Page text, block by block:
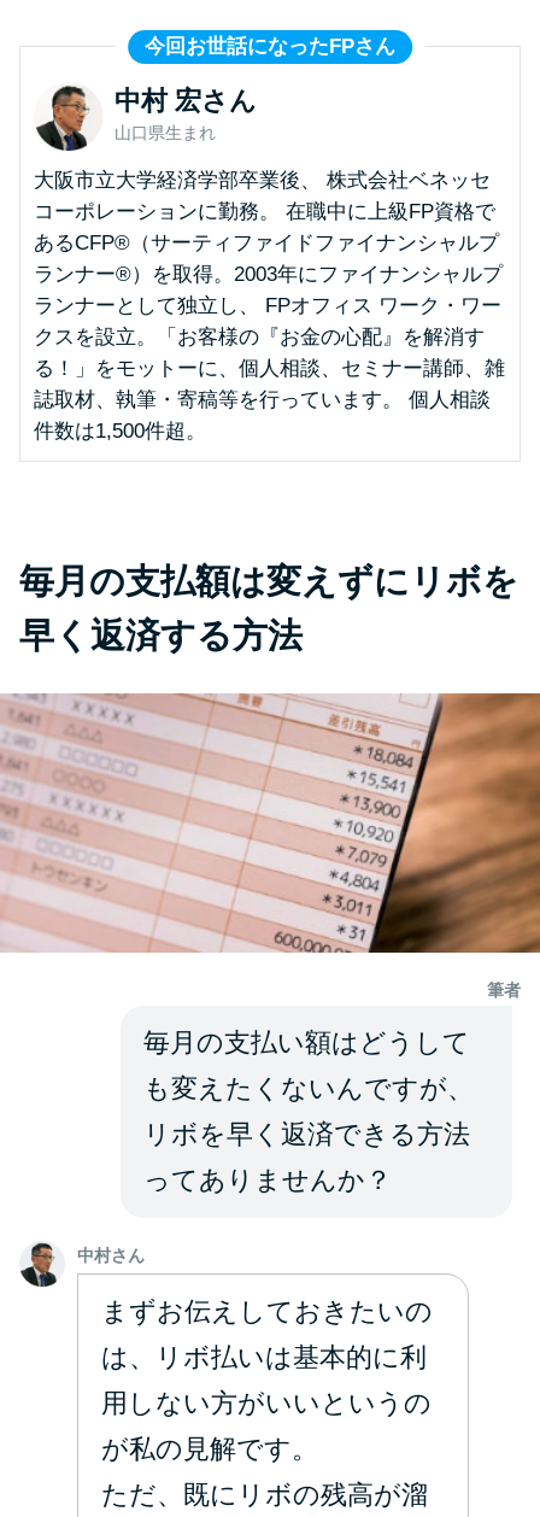
家賃払えないが強制退去は避け
たい…市役所に相談より賢い方
法2選
街金とは？絶対審査通る？借金
に悩む人へ街金をおすすめしな
い理由
質屋でお金を借りるには？年利
やシステムをカードローンと比
未成年でもお金を借りられる？
学生がお金を借りる方法は？親
へのバレにくさや将来への影響
を解説
ソフト闇金とは？悪質な手口に
は要注意！
090金融（闇金）からお金を借り
てはいけない理由と借りた場合
の対処法
申し込みブラックとは?判断の目
ブラックでもお金を借りるに
は？3つの判断基準と工面法
アコムはブラックでも審査に通
アコムとレイクどっちがいい
の？ カードローンの選び方を徹
底解説！
プロミスの返済方法を徹底解
説！ もっとも便利でお得な返済
今回お世話になったFPさん
中村 宏さん
山口県生まれ
大阪市立大学経済学部卒業後、 株式会社ベネッセ
コーポレーションに勤務。 在職中に上級FP資格で
あるCFP®（サーティファイドファイナンシャルプ
ランナー®）を取得。2003年にファイナンシャルプ
ランナーとして独立し、 FPオフィス ワーク・ワー
クスを設立。「お客様の『お金の心配』を解消す
る！」をモットーに、個人相談、セミナー講師、雑
誌取材、執筆・寄稿等を行っています。 個人相談
件数は1,500件超。
毎月の支払額は変えずにリボを
早く返済する方法
筆者
毎月の支払い額はどうして
も変えたくないんですが、
リボを早く返済できる方法
ってありませんか？
中村さん
まずお伝えしておきたいの
は、リボ払いは基本的に利
用しない方がいいというの
が私の見解です。
ただ、既にリボの残高が溜